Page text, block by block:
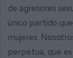
de agresores
único partido
mujeres.
perpetua, que